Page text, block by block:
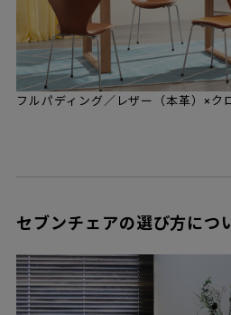
フルパディング／レザー（本革）×ク
セブンチェアの選び方につ